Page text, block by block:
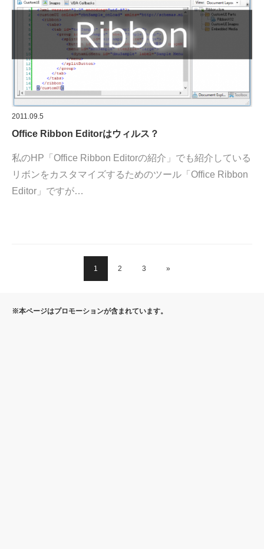
2011.09.5
Office Ribbon Editorはウィルス？
私のHP「Office Ribbon Editorの紹介」でも紹介している
リボンをカスタマイズするためのツール「Office Ribbon
Editor」ですが…
1 2 3 »
※本ページはプロモーションが含まれています。